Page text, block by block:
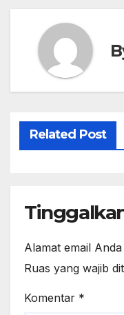
o
o
k
o
n
Related Post
Alamat email
Ruas yang wajib
Komentar *